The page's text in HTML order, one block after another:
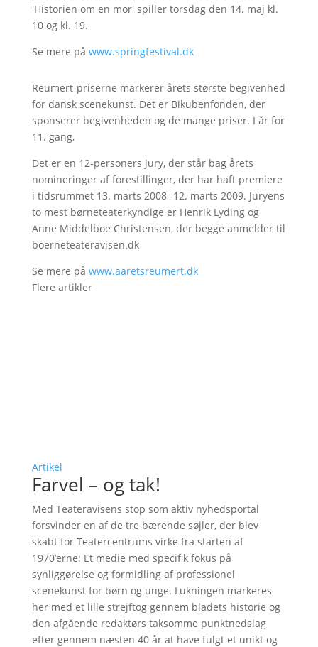
'Historien om en mor' spiller torsdag den 14. maj kl.
10 og kl. 19.
Se mere på www.springfestival.dk
Reumert-priserne markerer årets største begivenhed
for dansk scenekunst. Det er Bikubenfonden, der
sponserer begivenheden og de mange priser. I år for
11. gang,
Det er en 12-personers jury, der står bag årets
nomineringer af forestillinger, der har haft premiere
i tidsrummet 13. marts 2008 -12. marts 2009. Juryens
to mest børneteaterkyndige er Henrik Lyding og
Anne Middelboe Christensen, der begge anmelder til
boerneteateravisen.dk
Se mere på www.aaretsreumert.dk
Flere artikler
Artikel
Farvel – og tak!
Med Teateravisens stop som aktiv nyhedsportal
forsvinder en af de tre bærende søjler, der blev
skabt for Teatercentrums virke fra starten af
1970’erne: Et medie med specifik fokus på
synliggørelse og formidling af professionel
scenekunst for børn og unge. Lukningen markeres
her med et lille strejftog gennem bladets historie og
den afgående redaktørs taksomme punktnedslag
efter gennem næsten 40 år at have fulgt et unikt og